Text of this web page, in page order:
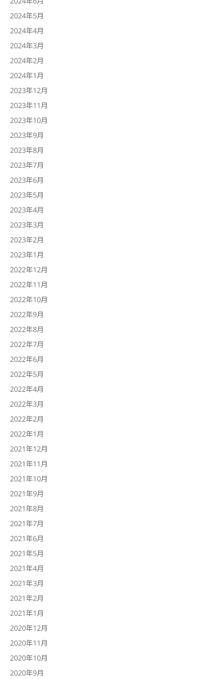
2024年5月
2024年4月
2024年3月
2024年2月
2024年1月
2023年12月
2023年11月
2023年10月
2023年9月
2023年8月
2023年7月
2023年6月
2023年5月
2023年4月
2023年3月
2023年2月
2023年1月
2022年12月
2022年11月
2022年10月
2022年9月
2022年8月
2022年7月
2022年6月
2022年5月
2022年4月
2022年3月
2022年2月
2022年1月
2021年12月
2021年11月
2021年10月
2021年9月
2021年8月
2021年7月
2021年6月
2021年5月
2021年4月
2021年3月
2021年2月
2021年1月
2020年12月
2020年11月
2020年10月
2020年9月